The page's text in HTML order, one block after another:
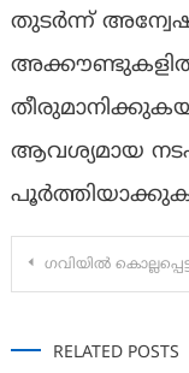
തുടർന്ന്
അക്കൗണ്ടുകളിൽ
ആവശ്യമായ
Post
ഗവിയില്‍ കൊല്ലപ്പെട്ട യുവതി
RELATED POSTS